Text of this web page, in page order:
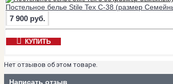
Постельное белье Stile Tex C-38 (размер
7 900 руб.
КУПИТЬ
Нет отзывов об этом товаре.
Написать отзыв